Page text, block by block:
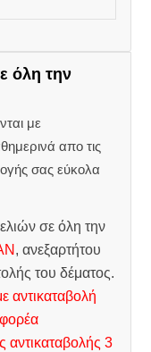
όλη την
με
απο τις
σας εύκολα
σε όλη την
, ανεξαρτήτου
του δέματος.
αντικαταβολής 3